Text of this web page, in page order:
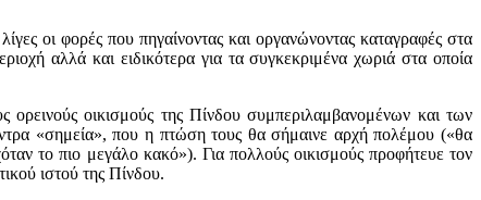
οι φορές που πηγαίνοντας και οργανώνοντας καταγραφές στα
αλλά και ειδικότερα για τα συγκεκριμένα χωριά στα οποία
οικισμούς της Πίνδου συμπεριλαμβανομένων και των
«σημεία», που η πτώση τους θα σήμαινε αρχή πολέμου («θα
το πιο μεγάλο κακό»). Για πολλούς οικισμούς προφήτευε τον
ιστού της Πίνδου.